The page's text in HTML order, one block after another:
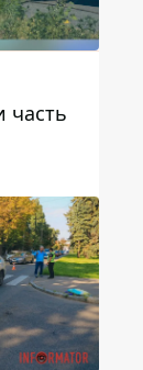
часть